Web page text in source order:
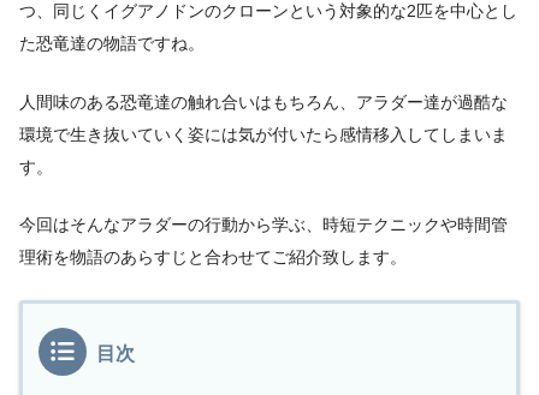
つ、同じくイグアノドンのクローンという対象的な2匹を中心とし
た恐竜達の物語ですね。
人間味のある恐竜達の触れ合いはもちろん、アラダー達が過酷な
環境で生き抜いていく姿には気が付いたら感情移入してしまいま
す。
今回はそんなアラダーの行動から学ぶ、時短テクニックや時間管
理術を物語のあらすじと合わせてご紹介致します。
目次